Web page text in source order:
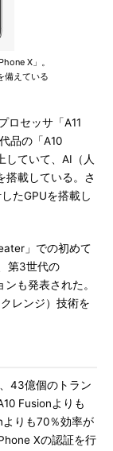
X」。
備えている
ロセッサ「A11
品の「A10
していて、AI（人
搭載している。さ
たGPUを搭載し
」での初めて
第3世代の
も発表された。
レンジ）技術を
43億個のトラン
Fusionよりも
りも70％効率が
Xの認証を行